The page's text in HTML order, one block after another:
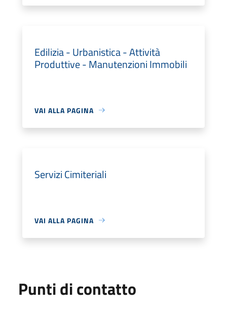
Edilizia - Urbanistica - Attività
Produttive - Manutenzioni Immobili
VAI ALLA PAGINA
Servizi Cimiteriali
VAI ALLA PAGINA
Punti di contatto